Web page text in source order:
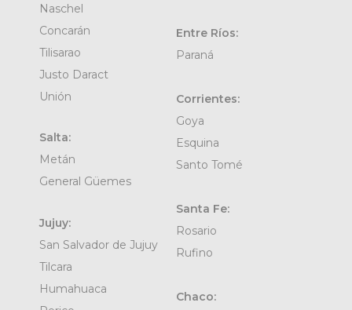
Naschel
Concarán
Tilisarao
Justo Daract
Unión
Salta:
Metán
General Güemes
Jujuy:
San Salvador de Jujuy
Tilcara
Humahuaca
Entre Ríos:
Paraná
Corrientes:
Goya
Esquina
Santo Tomé
Santa Fe:
Rosario
Rufino
Chaco: